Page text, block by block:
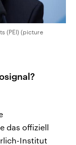
(PEI) (picture
das offiziell
Institut